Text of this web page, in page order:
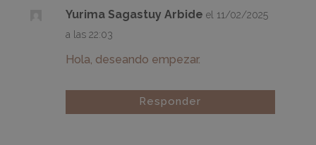
Yurima Sagastuy Arbide el 11/02/2025
a las 22:03
Hola, deseando empezar.
Responder